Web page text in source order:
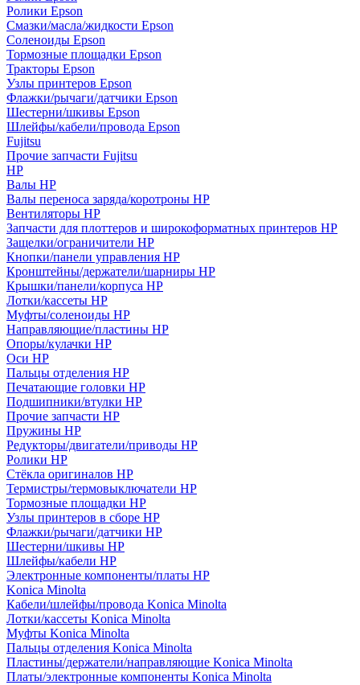
Ролики Epson
Смазки/масла/жидкости Epson
Соленоиды Epson
Тормозные площадки Epson
Тракторы Epson
Узлы принтеров Epson
Флажки/рычаги/датчики Epson
Шестерни/шкивы Epson
Шлейфы/кабели/провода Epson
Fujitsu
Прочие запчасти Fujitsu
HP
Валы HP
Валы переноса заряда/коротроны HP
Вентиляторы HP
Запчасти для плоттеров и широкоформатных принтеров HP
Защелки/ограничители HP
Кнопки/панели управления HP
Кронштейны/держатели/шарниры HP
Крышки/панели/корпуса HP
Лотки/кассеты HP
Муфты/соленоиды HP
Направляющие/пластины HP
Опоры/кулачки HP
Оси HP
Пальцы отделения HP
Печатающие головки HP
Подшипники/втулки HP
Прочие запчасти HP
Пружины HP
Редукторы/двигатели/приводы HP
Ролики HP
Стёкла оригиналов HP
Термистры/термовыключатели HP
Тормозные площадки HP
Узлы принтеров в сборе HP
Флажки/рычаги/датчики HP
Шестерни/шкивы HP
Шлейфы/кабели HP
Электронные компоненты/платы HP
Konica Minolta
Кабели/шлейфы/провода Konica Minolta
Лотки/кассеты Konica Minolta
Муфты Konica Minolta
Пальцы отделения Konica Minolta
Пластины/держатели/направляющие Konica Minolta
Платы/электронные компоненты Konica Minolta